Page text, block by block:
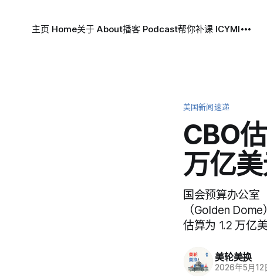
主页 Home关于 About播客 Podcast帮你补课 ICYMI
美国新闻速递
CBO
万亿
国会预算办公室
（Golden
估算为 1.2 万亿
美轮美换
2026年5月12